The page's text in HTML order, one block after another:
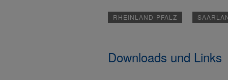
RHEINLAND-PFALZ
Downloads und Links